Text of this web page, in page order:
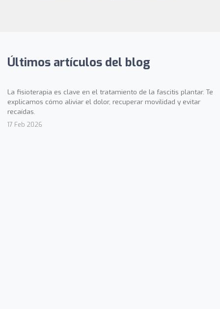
Últimos artículos del blog
La fisioterapia es clave en el tratamiento de la fascitis plantar. Te
explicamos cómo aliviar el dolor, recuperar movilidad y evitar
recaídas.
17 Feb 2026